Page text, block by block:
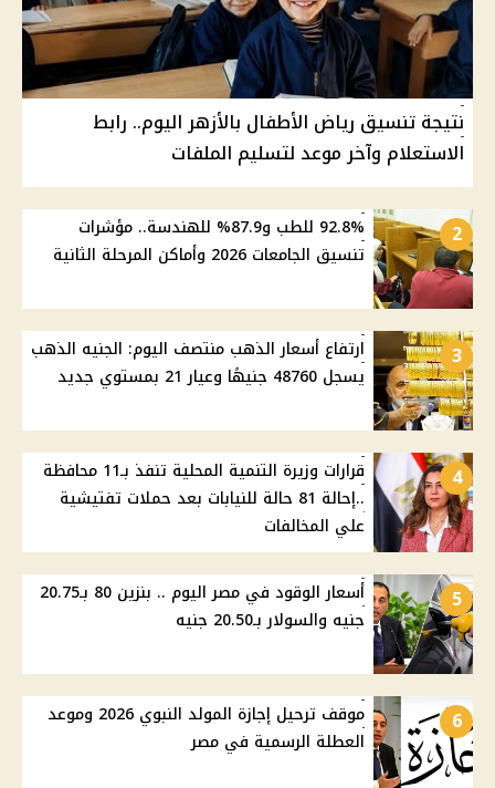
نتيجة تنسيق رياض الأطفال بالأزهر اليوم.. رابط
الاستعلام وآخر موعد لتسليم الملفات
2
92.8% للطب و87.9% للهندسة.. مؤشرات
تنسيق الجامعات 2026 وأماكن المرحلة الثانية
3
ارتفاع أسعار الذهب منتصف اليوم: الجنيه الذهب
يسجل 48760 جنيهًا وعيار 21 بمستوي جديد
4
قرارات وزيرة التنمية المحلية تنفذ بـ11 محافظة
..إحالة 81 حالة للنيابات بعد حملات تفتيشية
علي المخالفات
5
أسعار الوقود في مصر اليوم .. بنزين 80 بـ20.75
جنيه والسولار بـ20.50 جنيه
6
موقف ترحيل إجازة المولد النبوي 2026 وموعد
العطلة الرسمية في مصر